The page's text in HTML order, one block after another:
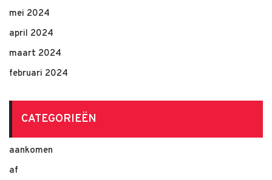
mei 2024
april 2024
maart 2024
februari 2024
CATEGORIEËN
aankomen
af